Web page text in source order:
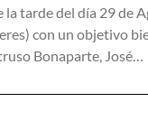
la tarde del día 29 de
con un objetivo
Bonaparte, José…